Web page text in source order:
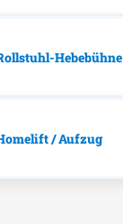
Hebebühne
/ Aufzug